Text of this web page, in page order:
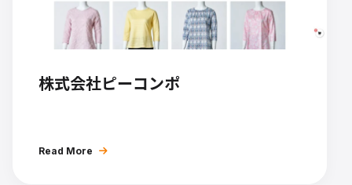
株式会社ピーコンポ
Read More